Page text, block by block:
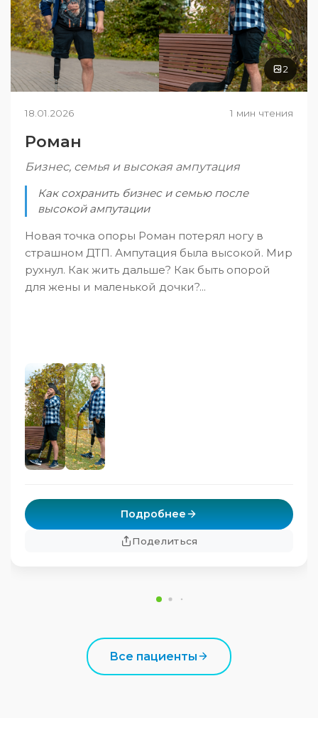
2
18.01.2026 1 мин чтения
Роман
Бизнес, семья и высокая ампутация
Как сохранить бизнес и семью после
высокой ампутации
Новая точка опоры Роман потерял ногу в
страшном ДТП. Ампутация была высокой. Мир
рухнул. Как жить дальше? Как быть опорой
для жены и маленькой дочки?...
Подробнее
Поделиться
Все пациенты